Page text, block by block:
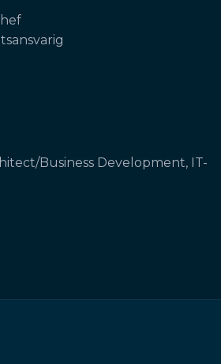
Business Development, IT-